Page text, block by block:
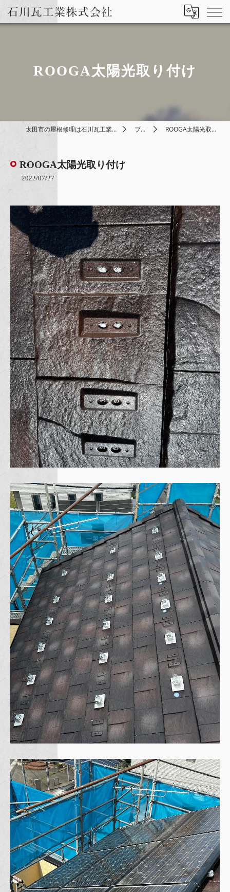
ROOGA太陽光取り付け
太田市の屋根修理は石川瓦工業株式会社 ブログ ROOGA太陽光取り付け
ROOGA太陽光取り付け
2022/07/27